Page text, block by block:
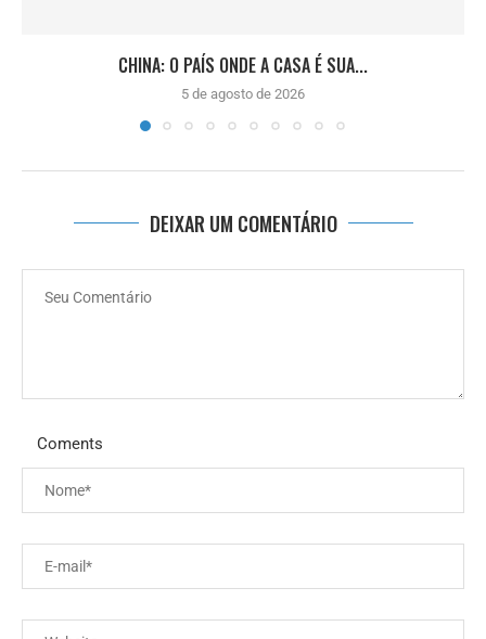
CHINA: O PAÍS ONDE A CASA É SUA...
5 de agosto de 2026
DEIXAR UM COMENTÁRIO
Coments